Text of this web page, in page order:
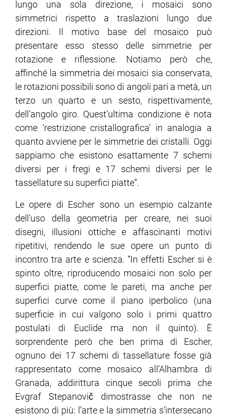
lungo una sola direzione, i mosaici sono
simmetrici rispetto a traslazioni lungo due
direzioni. Il motivo base del mosaico può
presentare esso stesso delle simmetrie per
rotazione e riflessione. Notiamo però che,
affinché la simmetria dei mosaici sia conservata,
le rotazioni possibili sono di angoli pari a metà, un
terzo un quarto e un sesto, rispettivamente,
dell’angolo giro. Quest’ultima condizione è nota
come ‘restrizione cristallografica’ in analogia a
quanto avviene per le simmetrie dei cristalli. Oggi
sappiamo che esistono esattamente 7 schemi
diversi per i fregi e 17 schemi diversi per le
tassellature su superfici piatte”.
Le opere di Escher sono un esempio calzante
dell’uso della geometria per creare, nei suoi
disegni, illusioni ottiche e affascinanti motivi
ripetitivi, rendendo le sue opere un punto di
incontro tra arte e scienza. “In effetti Escher si è
spinto oltre, riproducendo mosaici non solo per
superfici piatte, come le pareti, ma anche per
superfici curve come il piano iperbolico (una
superficie in cui valgono solo i primi quattro
postulati di Euclide ma non il quinto). È
sorprendente però che ben prima di Escher,
ognuno dei 17 schemi di tassellature fosse già
rappresentato come mosaico all’Alhambra di
Granada, addirittura cinque secoli prima che
Evgraf Stepanovič dimostrasse che non ne
esistono di più: l’arte e la simmetria s’intersecano